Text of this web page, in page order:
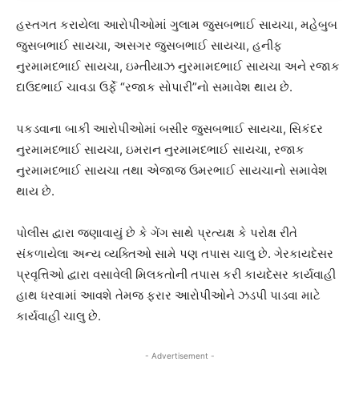
હસ્તગત કરાયેલા આરોપીઓમાં ગુલામ જુસબભાઈ સાયચા, મહેબુબ
જુસબભાઈ સાયચા, અસગર જુસબભાઈ સાયચા, હનીફ
નુરમામદભાઈ સાયચા, ઇમ્તીયાઝ નુરમામદભાઈ સાયચા અને રજાક
દાઉદભાઈ ચાવડા ઉર્ફે “રજાક સોપારી”નો સમાવેશ થાય છે.
પકડવાના બાકી આરોપીઓમાં બસીર જુસબભાઈ સાયચા, સિકંદર
નુરમામદભાઈ સાયચા, ઇમરાન નુરમામદભાઈ સાયચા, રજાક
નુરમામદભાઈ સાયચા તથા એજાજ ઉમરભાઈ સાયચાનો સમાવેશ
થાય છે.
પોલીસ દ્વારા જણાવાયું છે કે ગેંગ સાથે પ્રત્યક્ષ કે પરોક્ષ રીતે
સંકળાયેલા અન્ય વ્યક્તિઓ સામે પણ તપાસ ચાલુ છે. ગેરકાયદેસર
પ્રવૃત્તિઓ દ્વારા વસાવેલી મિલકતોની તપાસ કરી કાયદેસર કાર્યવાહી
હાથ ધરવામાં આવશે તેમજ ફરાર આરોપીઓને ઝડપી પાડવા માટે
કાર્યવાહી ચાલુ છે.
- Advertisement -